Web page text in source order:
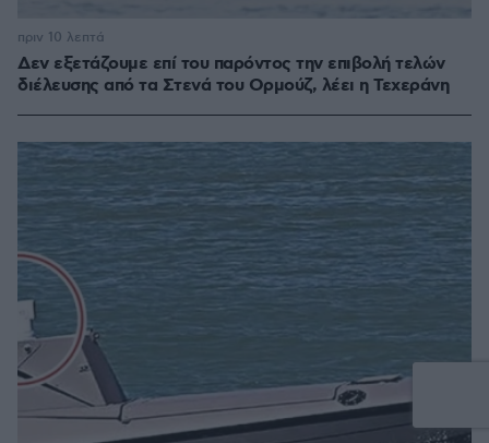
Δεν εξετάζουμε επί του παρόντος την επιβολή τελών
διέλευσης από τα Στενά του Ορμούζ, λέει η Τεχεράνη
πριν 10 λεπτά